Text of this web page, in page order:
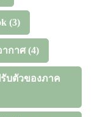
(3)
ากาศ(4)
บตัวของภาค